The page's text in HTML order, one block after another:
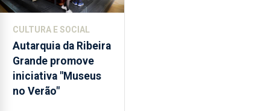
abrange
respostas
habitacionais,
anunciou
o
Governo
CULTURA E SOCIAL
Autarquia da Ribeira
Grande promove
iniciativa "Museus
no Verão"